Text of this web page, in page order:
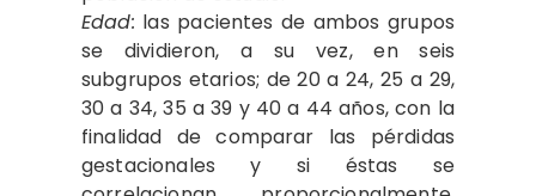
Edad: las pacientes de ambos grupos
se dividieron, a su vez, en seis
subgrupos etarios; de 20 a 24, 25 a 29,
30 a 34, 35 a 39 y 40 a 44 años, con la
finalidad de comparar las pérdidas
gestacionales y si éstas se